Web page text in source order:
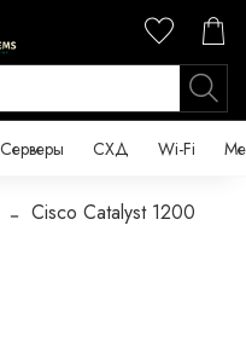
Серверы СХД Wi-Fi
Cisco Catalyst 1200